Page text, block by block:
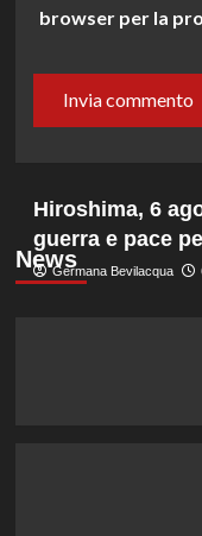
browser per la
News
Hiroshima, 6
guerra e pace
Germana Bevilacqua